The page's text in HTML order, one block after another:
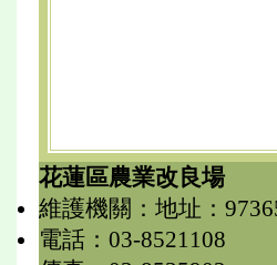
花蓮區農業改良場
維護機關：地址：
電話：03-8521108